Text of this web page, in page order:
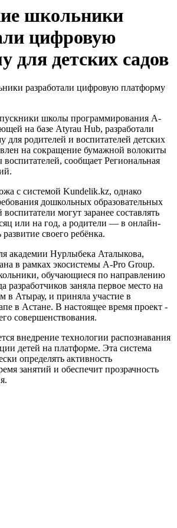
школьники
цифровую
для детских садов
школы программирования A-
на базе Atyrau Hub, разработали
родителей и воспитателей детских
на сокращение бумажной волокиты
воспитателей, сообщает Региональная
с системой Kundelik.kz, однако
дошкольных образовательных
могут заранее составлять
или на год, а родители — в онлайн-
своего ребёнка.
академии Нурлыбека Аталыкова,
в рамках экосистемы A-Pro Group.
обучающиеся по направлению
разработчиков заняла первое место на
в Атырау, и приняла участие в
в Астане. В настоящее время проект -
совершенствования.
внедрение технологии распознавания
детей на платформе. Эта система
определять активность
занятий и обеспечит прозрачность